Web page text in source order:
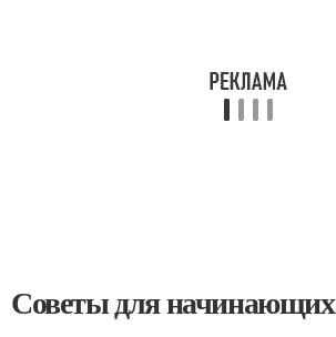
Советы для начинающих